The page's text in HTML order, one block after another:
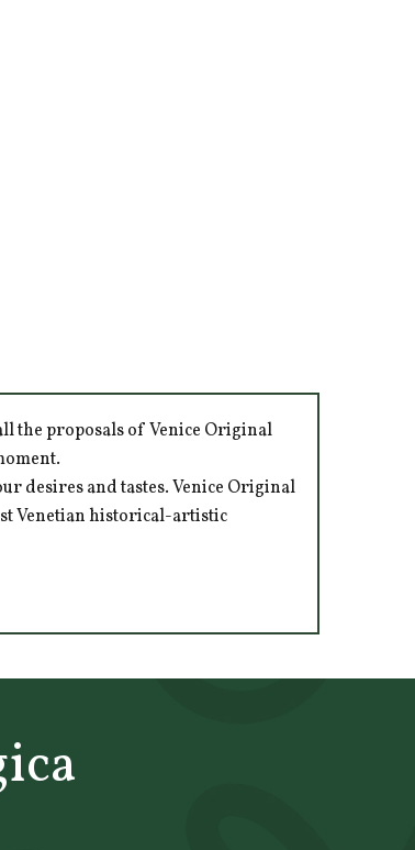
the proposals of Venice Original
desires and tastes. Venice Original
Venetian historical-artistic